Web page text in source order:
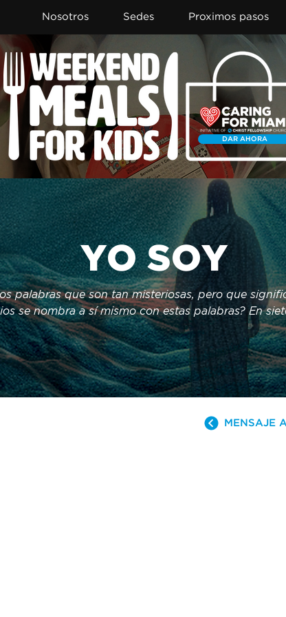
Nosotros Sedes Proximos pasos
DAR AHORA
YO SOY
palabras que son tan misteriosas, pero que
se nombra a sí mismo con estas palabras? En
Jesús revela las necesidades espirituales que
cada una de ellas. Únete a nosotros mientras
y cómo aseguran nuestro futuro.
MENSAJE